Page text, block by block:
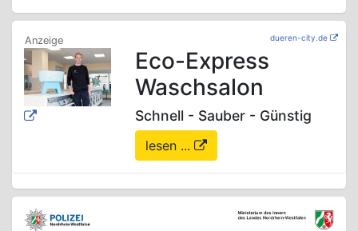
dueren-city.de
Eco-Express
Waschsalon
Schnell - Sauber - Günstig
lesen ...